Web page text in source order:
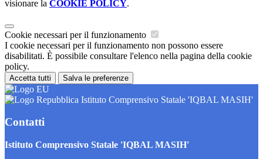
visionare la COOKIE POLICY.
Cookie necessari per il funzionamento
I cookie necessari per il funzionamento non possono essere
disabilitati. È possibile consultare l'elenco nella pagina della cookie
policy.
Accetta tutti Salva le preferenze
Istituto Comprensivo Statale 'IQBAL MASIH'
Contatti
Istituto Comprensivo Statale 'IQBAL MASIH'